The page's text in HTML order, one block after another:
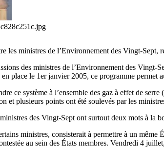
les ministres de l’Environnement des Vingt-
des ministres de l’Environnement des
place le 1er janvier 2005, ce programme permet
ce système à l’ensemble des gaz à effet de
et plusieurs points ont été soulevés par les
des Vingt-Sept ont surtout deux mots à la
ministres, consisterait à permettre à un même
au sein des États membres. Vendredi 4